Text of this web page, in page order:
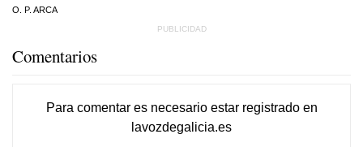
O. P. ARCA
Comentarios
Para comentar es necesario estar registradoen
lavozdegalicia.es